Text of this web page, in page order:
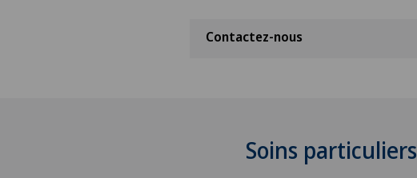
Contactez-nous
Soins particuliers